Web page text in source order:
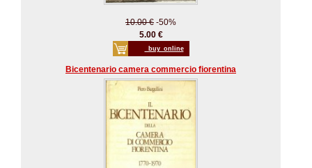
10.00 € -50%
5.00 €
_buy_online
Bicentenario camera commercio fiorentina